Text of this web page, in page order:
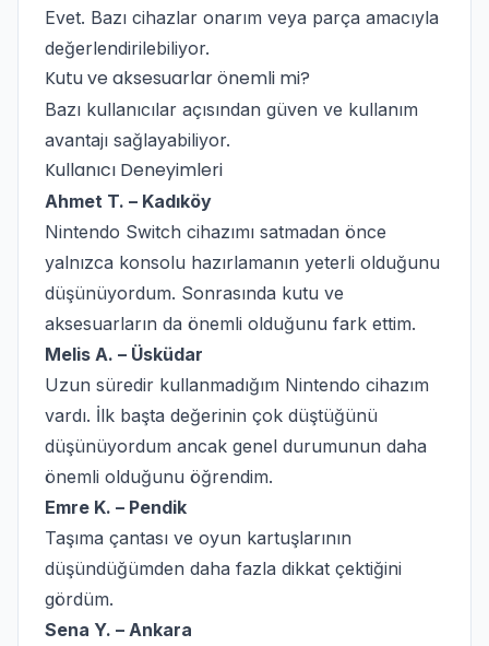
Evet. Bazı cihazlar onarım veya parça amacıyla
değerlendirilebiliyor.
Kutu ve aksesuarlar önemli mi?
Bazı kullanıcılar açısından güven ve kullanım
avantajı sağlayabiliyor.
Kullanıcı Deneyimleri
Ahmet T. – Kadıköy
Nintendo Switch cihazımı satmadan önce
yalnızca konsolu hazırlamanın yeterli olduğunu
düşünüyordum. Sonrasında kutu ve
aksesuarların da önemli olduğunu fark ettim.
Melis A. – Üsküdar
Uzun süredir kullanmadığım Nintendo cihazım
vardı. İlk başta değerinin çok düştüğünü
düşünüyordum ancak genel durumunun daha
önemli olduğunu öğrendim.
Emre K. – Pendik
Taşıma çantası ve oyun kartuşlarının
düşündüğümden daha fazla dikkat çektiğini
gördüm.
Sena Y. – Ankara